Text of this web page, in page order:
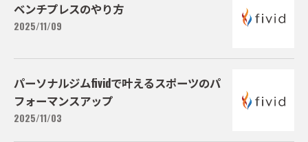
ベンチプレスのやり方
2025/11/09
パーソナルジムfividで叶えるスポーツのパ
フォーマンスアップ
2025/11/03